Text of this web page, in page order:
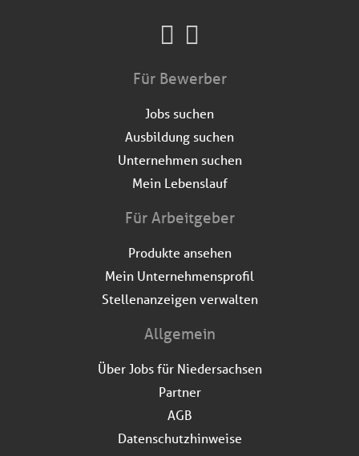
Für Bewerber
Jobs suchen
Ausbildung suchen
Unternehmen suchen
Mein Lebenslauf
Für Arbeitgeber
Produkte ansehen
Mein Unternehmensprofil
Stellenanzeigen verwalten
Allgemein
Über Jobs für Niedersachsen
Partner
AGB
Datenschutzhinweise